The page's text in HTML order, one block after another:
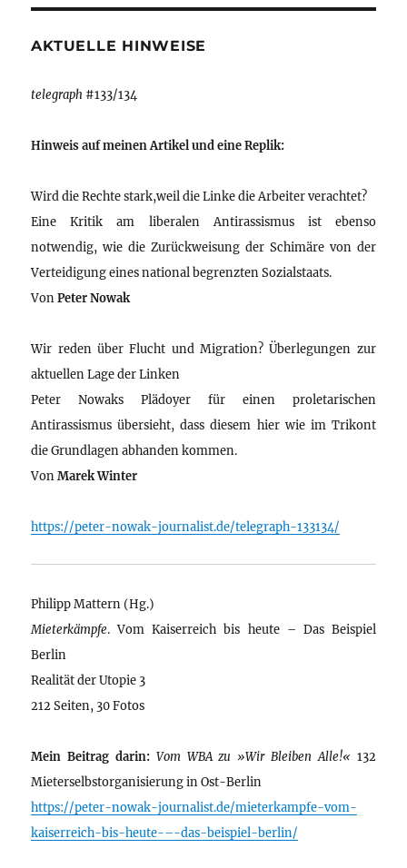
AKTUELLE HINWEISE
telegraph #133/134
Hinweis auf meinen Artikel und eine Replik:
Wird die Rechte stark,weil die Linke die Arbeiter verachtet?
Eine Kritik am liberalen Antirassismus ist ebenso
notwendig, wie die Zurückweisung der Schimäre von der
Verteidigung eines national begrenzten Sozialstaats.
VonPeter Nowak
Wir reden über Flucht und Migration? Überlegungen zur
aktuellen Lage der Linken
Peter Nowaks Plädoyer für einen proletarischen
Antirassismus übersieht, dass diesem hier wie im Trikont
die Grundlagen abhanden kommen.
VonMarek Winter
https://peter-nowak-journalist.de/telegraph-133134/
Philipp Mattern (Hg.)
Mieterkämpfe. Vom Kaiserreich bis heute – Das Beispiel
Berlin
Realität der Utopie 3
212 Seiten, 30 Fotos
Mein Beitrag darin: Vom WBA zu »Wir Bleiben Alle!« 132
Mieterselbstorganisierung in Ost-Berlin
https://peter-nowak-journalist.de/mieterkampfe-vom-
kaiserreich-bis-heute-–-das-beispiel-berlin/